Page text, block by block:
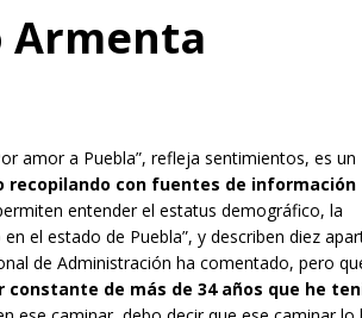
Armenta
amor a Puebla”, refleja sentimientos, es un
recopilando con fuentes de información
entender el estatus demográfico, la
el estado de Puebla”, y describen diez
de Administración ha comentado, pero
de más de 34 años que he